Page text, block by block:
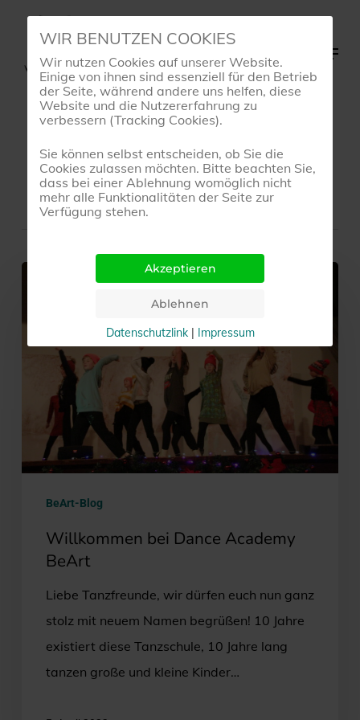
main
content
Menu
Tag
Dance Academy
Dance
Academy
BeArt-Blog
Willkommen bei Dance Academy
BeArt
Liebe Tanzfreunde, wir dürfen euch nun ganz
stolz mit neuem Namen begrüßen! 10 Jahre
existiert diese Tanzschule, 10 Jahre lang
tanzen große und kleine Kinder…
WIR BENUTZEN COOKIES
Wir nutzen Cookies auf unserer Website.
Einige von ihnen sind essenziell für den Betrieb
der Seite, während andere uns helfen, diese
Website und die Nutzererfahrung zu
verbessern (Tracking Cookies).
Sie können selbst entscheiden, ob Sie die
Cookies zulassen möchten. Bitte beachten Sie,
dass bei einer Ablehnung womöglich nicht
mehr alle Funktionalitäten der Seite zur
Verfügung stehen.
Datenschutzlink | Impressum